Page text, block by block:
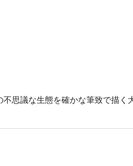
思議な生態を確かな筆致で描く